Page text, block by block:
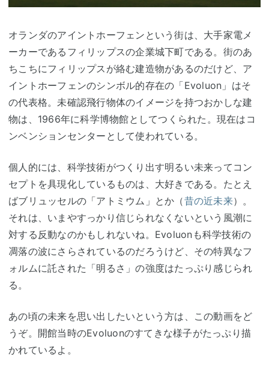
オランダのアイントホーフェンという街は、大手家電メ
ーカーであるフィリップスの企業城下町である。街のあ
ちこちにフィリップスが絡む建造物があるのだけど、ア
イントホーフェンのシンボル的存在の「Evoluon」はそ
の代表格。未確認飛行物体のイメージを持つおかしな建
物は、1966年に科学博物館としてつくられた。現在はコ
ンベンションセンターとして使われている。
個人的には、科学技術がつくり出す明るい未来ってコン
セプトを具現化しているものは、大好きである。たとえ
ばブリュッセルの「アトミウム」とか（昔の近未来）。
それは、いまやすっかり信じられなくないという風潮に
対する反動なのかもしれないね。Evoluonも科学技術の
凋落の波にさらされているのだろうけど、その特異なフ
ォルムに託された「明るさ」の強度はたっぷり感じられ
る。
あの頃の未来を思い出したいという方は、この動画をど
うぞ。開館当時のEvoluonのすてきな様子がたっぷり描
かれているよ。